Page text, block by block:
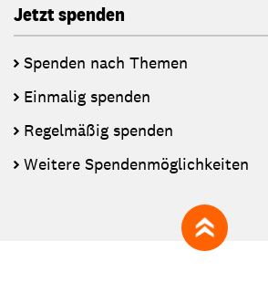
Jetzt spenden
Spenden nach Themen
Einmalig spenden
Regelmäßig spenden
Weitere Spendenmöglichkeiten
zum